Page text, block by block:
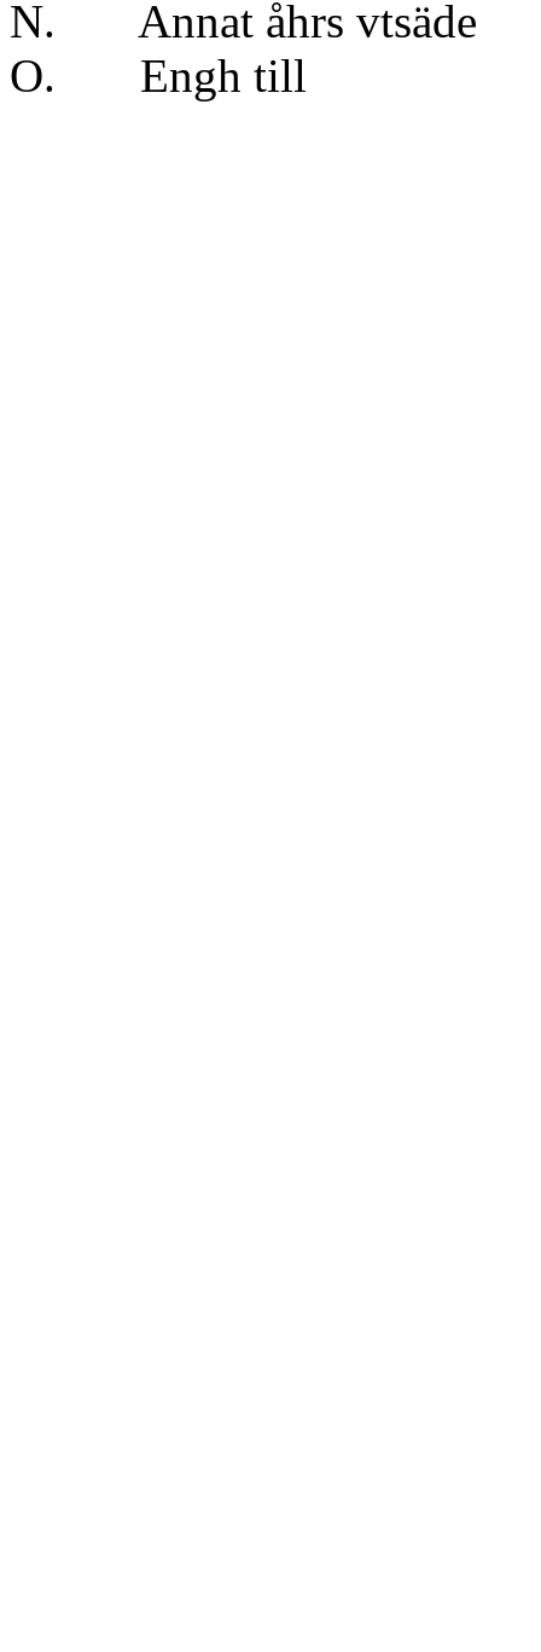
N. Annat åhrs
O. Engh till